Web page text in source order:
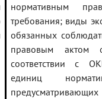
нормативным
требования; виды
обязанных
правовым актом
соответствии с
единиц